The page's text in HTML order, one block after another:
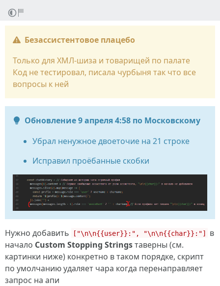
Безассистентовое плацебо
Только для ХМЛ-шиза и товарищей по палате
Код не тестировал, писала чурбыня так что все
вопросы к ней
Обновление 9 апреля 4:58 по Московскому
Убрал ненужное двоеточие на 21 строке
Исправил проёбанные скобки
Нужно добавить ["\n\n{{user}}:", "\n\n{{char}}:"]
в
начало Custom Stopping Stringsтаверны (см.
картинки ниже) конкретно в таком порядке, скрипт
по умолчанию удаляет чара когда перенаправляет
запрос на апи